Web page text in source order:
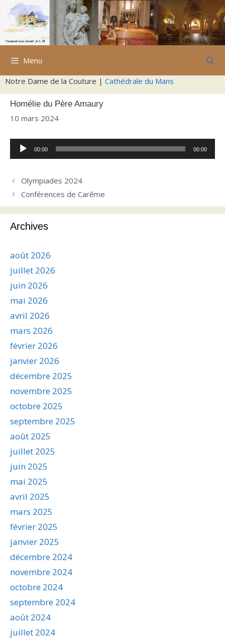
Aller
contenu
Menu
Notre Dame de la Couture | Cathédrale du Mans
Homélie du Père Amaury
10 mars 2024
Lecteur
audio
00:00 00:00
Olympiades 2024
Conférences de Carême
Archives
août 2026
juillet 2026
juin 2026
mai 2026
avril 2026
mars 2026
février 2026
janvier 2026
décembre 2025
novembre 2025
octobre 2025
septembre 2025
août 2025
juillet 2025
juin 2025
mai 2025
avril 2025
mars 2025
février 2025
janvier 2025
décembre 2024
novembre 2024
octobre 2024
septembre 2024
août 2024
juillet 2024